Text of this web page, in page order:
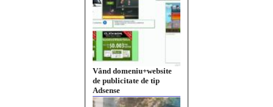
Vând domeniu+website
de publicitate de tip
Adsense